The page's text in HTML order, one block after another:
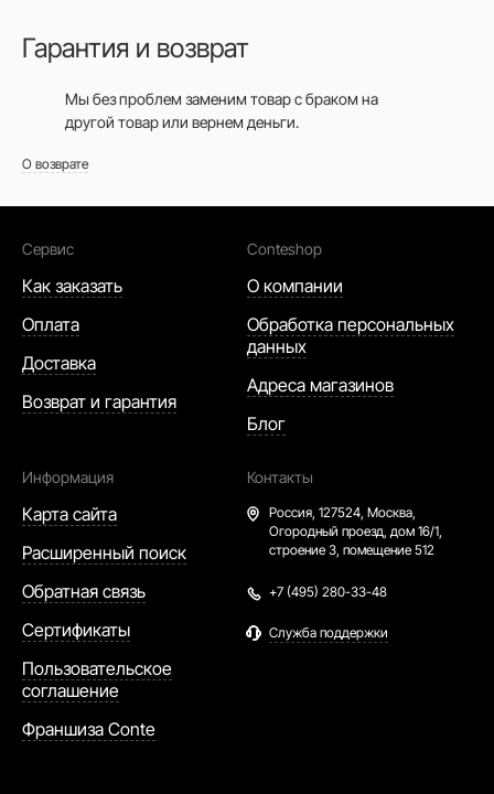
Гарантия и возврат
Мы без проблем заменим товар с браком на
другой товар или вернем деньги.
О возврате
Сервис
Как заказать
Оплата
Доставка
Возврат и гарантия
Conteshop
О компании
Обработка персональных
данных
Адреса магазинов
Блог
Информация
Карта сайта
Расширенный поиск
Обратная связь
Сертификаты
Пользовательское
соглашение
Франшиза Conte
Контакты
Россия, 127524, Москва,
Огородный проезд, дом 16/1,
строение 3, помещение 512
+7 (495) 280-33-48
Служба поддержки